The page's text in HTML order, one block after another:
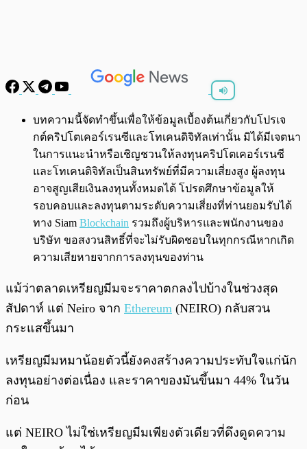
พร้อมเล่น 0:00/0:00
บทความนี้จัดทำขึ้นเพื่อให้ข้อมูลเบื้องต้นเกี่ยวกับโปรเจ
กต์คริปโตเคอร์เรนซีและโทเคนดิจิทัลเท่านั้น มิได้มีเจตนา
ในการแนะนำหรือเชิญชวนให้ลงทุนคริปโตเคอร์เรนซี
และโทเคนดิจิทัลเป็นสินทรัพย์ที่มีความเสี่ยงสูง ผู้ลงทุน
อาจสูญเสียเงินลงทุนทั้งหมดได้ โปรดศึกษาข้อมูลให้
รอบคอบและลงทุนตามระดับความเสี่ยงที่ท่านยอมรับได้
ทาง Siam Blockchain รวมถึงผู้บริหารและพนักงานของ
บริษัท ขอสงวนสิทธิ์ที่จะไม่รับผิดชอบในทุกกรณีหากเกิด
ความเสียหายจากการลงทุนของท่าน
แม้ว่าตลาดเหรียญมีมจะราคาตกลงไปบ้างในช่วงสุด
สัปดาห์ แต่ Neiro จาก Ethereum (NEIRO) กลับสวน
กระแสขึ้นมา
เหรียญมีมหมาน้อยตัวนี้ยังคงสร้างความประทับใจแก่นัก
ลงทุนอย่างต่อเนื่อง และราคาของมันขึ้นมา 44% ในวัน
ก่อน
แต่ NEIRO ไม่ใช่เหรียญมีมเพียงตัวเดียวที่ดึงดูดความ